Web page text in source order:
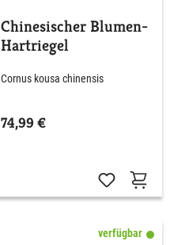
Chinesischer Blumen-
Hartriegel
Cornus kousa chinensis
74,99 €
verfügbar